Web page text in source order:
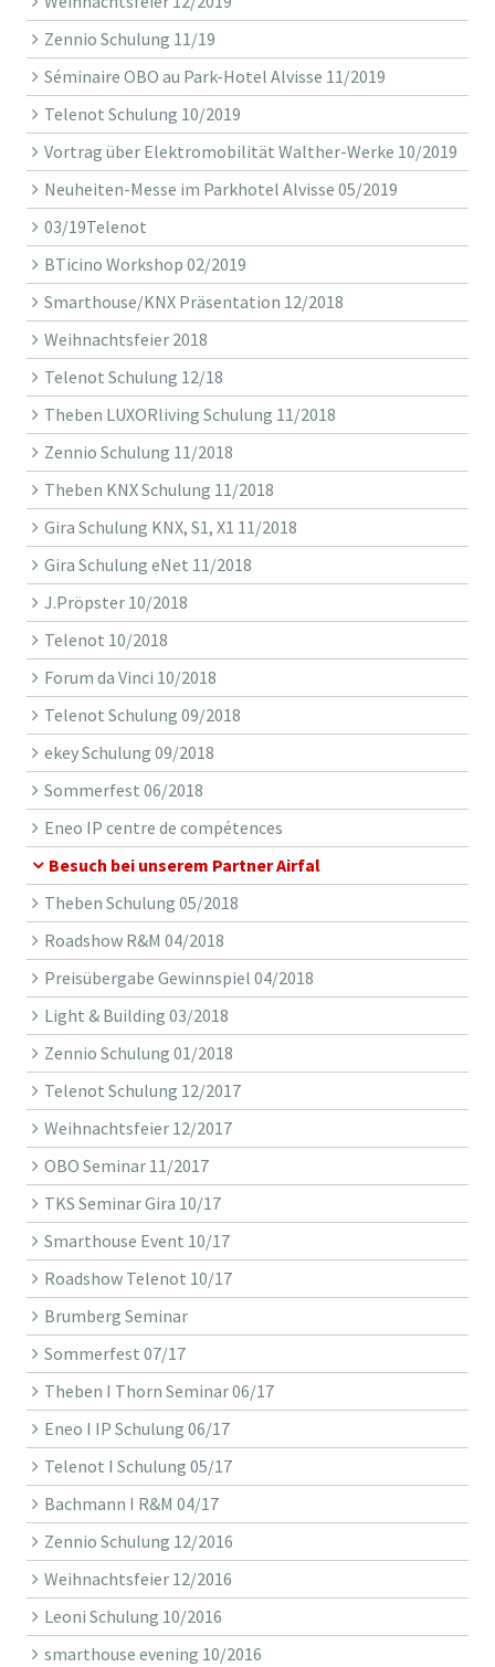
Zennio Schulung 11/19
Séminaire OBO au Park-Hotel Alvisse 11/2019
Telenot Schulung 10/2019
Vortrag über Elektromobilität Walther-Werke 10/2019
Neuheiten-Messe im Parkhotel Alvisse 05/2019
03/19Telenot
BTicino Workshop 02/2019
Smarthouse/KNX Präsentation 12/2018
Weihnachtsfeier 2018
Telenot Schulung 12/18
Theben LUXORliving Schulung 11/2018
Zennio Schulung 11/2018
Theben KNX Schulung 11/2018
Gira Schulung KNX, S1, X1 11/2018
Gira Schulung eNet 11/2018
J.Pröpster 10/2018
Telenot 10/2018
Forum da Vinci 10/2018
Telenot Schulung 09/2018
ekey Schulung 09/2018
Sommerfest 06/2018
Eneo IP centre de compétences
Besuch bei unserem Partner Airfal
Theben Schulung 05/2018
Roadshow R&M 04/2018
Preisübergabe Gewinnspiel 04/2018
Light & Building 03/2018
Zennio Schulung 01/2018
Telenot Schulung 12/2017
Weihnachtsfeier 12/2017
OBO Seminar 11/2017
TKS Seminar Gira 10/17
Smarthouse Event 10/17
Roadshow Telenot 10/17
Brumberg Seminar
Sommerfest 07/17
Theben I Thorn Seminar 06/17
Eneo I IP Schulung 06/17
Telenot I Schulung 05/17
Bachmann I R&M 04/17
Zennio Schulung 12/2016
Weihnachtsfeier 12/2016
Leoni Schulung 10/2016
smarthouse evening 10/2016